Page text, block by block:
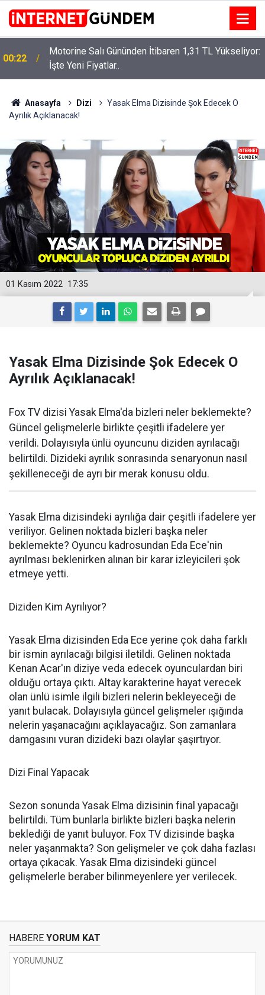
00:22
Motorine Salı Gününden İtibaren 1,31 TL Yükseliyor:
İşte Yeni Fiyatlar..
Anasayfa Dizi
Yasak Elma Dizisinde Şok Edecek O
Ayrılık Açıklanacak!
17:35
01 Kasım 2022
Yasak Elma Dizisinde Şok Edecek O
Ayrılık Açıklanacak!
Fox TV dizisi Yasak Elma'da bizleri neler beklemekte?
Güncel gelişmelerle birlikte çeşitli ifadelere yer
verildi. Dolayısıyla ünlü oyuncunu diziden ayrılacağı
belirtildi. Dizideki ayrılık sonrasında senaryonun nasıl
şekilleneceği de ayrı bir merak konusu oldu.
Yasak Elma dizisindeki ayrılığa dair çeşitli ifadelere yer
veriliyor. Gelinen noktada bizleri başka neler
beklemekte? Oyuncu kadrosundan Eda Ece'nin
ayrılması beklenirken alınan bir karar izleyicileri şok
etmeye yetti.
Diziden Kim Ayrılıyor?
Yasak Elma dizisinden Eda Ece yerine çok daha farklı
bir ismin ayrılacağı bilgisi iletildi. Gelinen noktada
Kenan Acar'ın diziye veda edecek oyunculardan biri
olduğu ortaya çıktı. Altay karakterine hayat verecek
olan ünlü isimle ilgili bizleri nelerin bekleyeceği de
yanıt bulacak. Dolayısıyla güncel gelişmeler ışığında
nelerin yaşanacağını açıklayacağız. Son zamanlara
damgasını vuran dizideki bazı olaylar şaşırtıyor.
Dizi Final Yapacak
Sezon sonunda Yasak Elma dizisinin final yapacağı
belirtildi. Tüm bunlarla birlikte bizleri başka nelerin
beklediği de yanıt buluyor. Fox TV dizisinde başka
neler yaşanmakta? Son gelişmeler ve çok daha fazlası
ortaya çıkacak. Yasak Elma dizisindeki güncel
gelişmelerle beraber bilinmeyenlere yer verilecek.
HABERE YORUM KAT